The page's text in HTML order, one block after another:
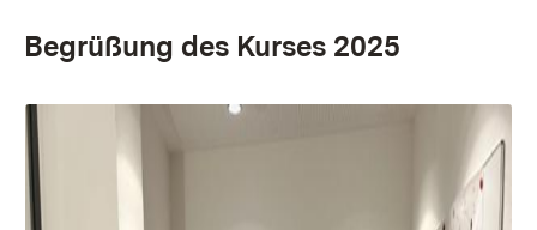
Begrüßung des Kurses 2025